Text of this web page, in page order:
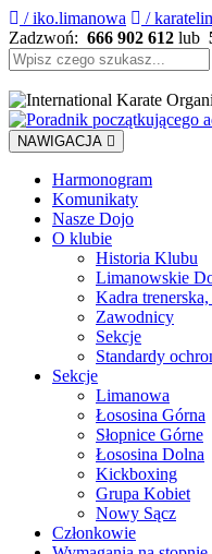
/ iko.limanowa /
Zadzwoń: 666 902 612 lub
Szukaj:
NAWIGACJA
Harmonogram
Komunikaty
Nasze Dojo
O klubie
Historia Klubu
Limanowskie
Kadra
Zawodnicy
Sekcje
Standardy
Sekcje
Limanowa
Łososina Górna
Słopnice Górne
Łososina Dolna
Kickboxing
Grupa Kobiet
Nowy Sącz
Członkowie